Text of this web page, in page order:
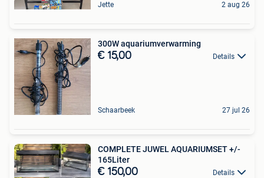
Jette 2 aug 26
300W aquariumverwarming
€ 15,00 Details
Schaarbeek 27 jul 26
COMPLETE JUWEL AQUARIUMSET +/-
165Liter
€ 150,00 Details